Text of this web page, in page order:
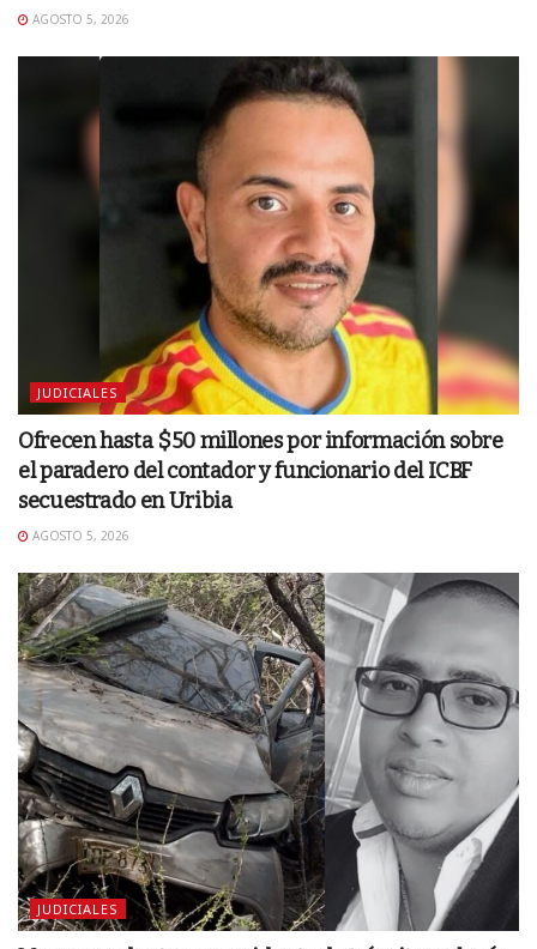
AGOSTO 5, 2026
JUDICIALES
Ofrecen hasta $50 millones por información sobre
el paradero del contador y funcionario del ICBF
secuestrado en Uribia
AGOSTO 5, 2026
JUDICIALES